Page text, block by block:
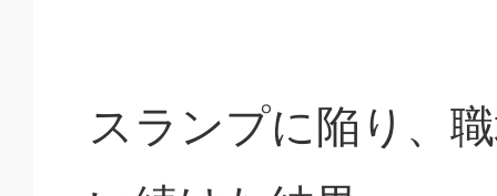
スランプに陥り、